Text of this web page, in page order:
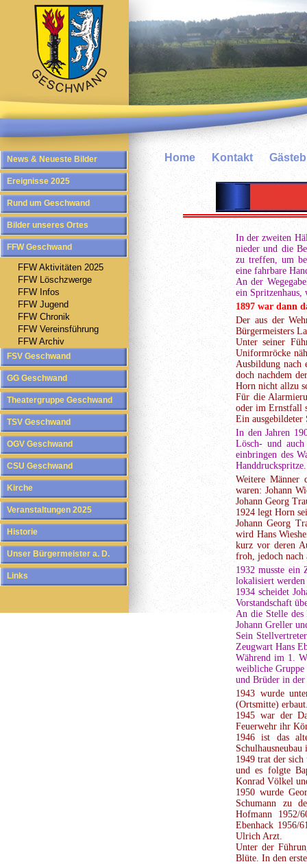
News & Neueste Bilder
Ereignisse 2025
Rund um Geschwand
Bilder unseres Ortes
FFW Geschwand
FFW Aktivitäten 2025
FFW Löschzwerge
FFW Infos
FFW Jugend
FFW Chronik
FFW Vereinsführung
FFW Archiv
FSV Geschwand
GG Geschwand
Theatergruppe Geschwand
TSV Geschwand
OGV Geschwand
CSU Geschwand
Kirche
Veranstaltungen 2025
Historie
Unser Bürgermeister a. D.
Links
Home Kontakt
In der zweiten
nieder und die
zu treffen, um
eine fahrbare
An der
ein Spritzenhaus,
1897 war dann
Der aus der
Bürgermeisters
Unter seiner
Uniformröcke
Ausbildung nach
doch nachdem
Horn nicht allzu
Für die
oder im Ernstfall
Ein ausgebildeter
In den Jahren
Lösch- und
einbringen des
Handdruckspritze.
Weitere Männer
waren: Johann
Johann Georg
1924 legt Horn
Johann Georg
wird Hans
kurz vor deren
froh, jedoch nach
1932 musste ein
lokalisiert werden
1934 scheidet
Vorstandschaft
An die Stelle des
Johann Greller
Sein
Zeugwart Hans
Während im 1.
weibliche
und Brüder in
1943 wurde
(Ortsmitte)
1945 war der
Feuerwehr ihr
1946 ist das
1949 trat der sich
und es folgte
Konrad Völkel
1950 wurde
Schumann zu
Hofmann 1952/
Ebenhack 1956/
Ulrich Arzt.
Unter der
Blüte. In den